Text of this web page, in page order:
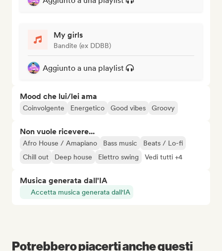
My girls
Bandite (ex DDBB)
Aggiunto a una playlist
Mood che lui/lei ama
Coinvolgente Energetico Good vibes Groovy
Non vuole ricevere...
Afro House / Amapiano Bass music
Beats / Lo-fi
Chill out
Deep house Elettro swing Vedi tutti +4
Musica generata dall'IA
Accetta musica generata dall'IA
Potrebbero piacerti anche questi